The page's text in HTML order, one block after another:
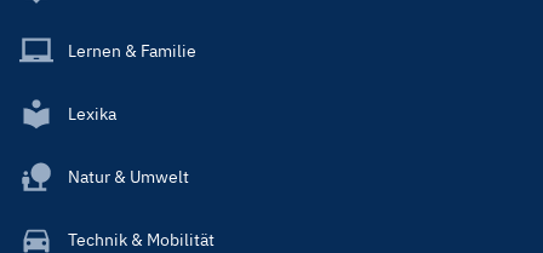
Lernen & Familie
Lexika
Natur & Umwelt
Technik & Mobilität